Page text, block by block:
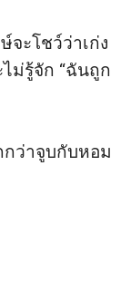
จะโชว์ว่าเก่ง
ม่รู้จัก “ฉันถูก
ว่าจูบกับหอม